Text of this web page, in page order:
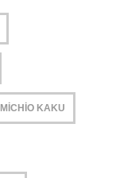
MICHIO KAKU